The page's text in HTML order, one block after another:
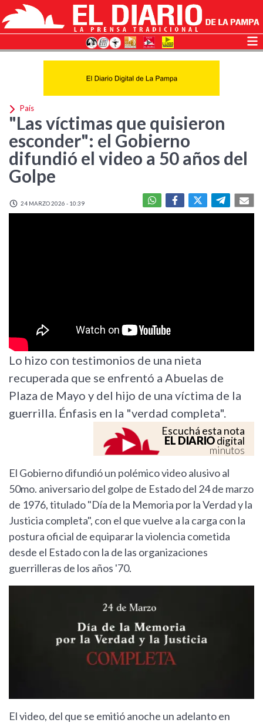
País
"Las víctimas que quisieron
esconder": el Gobierno
difundió el video a 50 años del
Golpe
24 MARZO 2026 - 10:39
Lo hizo con testimonios de una nieta
recuperada que se enfrentó a Abuelas de
Plaza de Mayo y del hijo de una víctima de la
guerrilla. Énfasis en la "verdad completa".
Escuchá esta nota
EL DIARIOdigital
minutos
El Gobierno difundió un polémico video alusivo al
50mo. aniversario del golpe de Estado del 24 de marzo
de 1976, titulado "Día de la Memoria por la Verdad y la
Justicia completa", con el que vuelve a la carga con la
postura oficial de equiparar la violencia cometida
desde el Estado con la de las organizaciones
guerrilleras de los años '70.
El video, del que se emitió anoche un adelanto en